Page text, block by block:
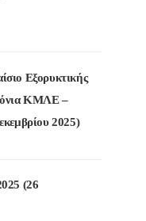
Εξορυκτικής
ΚΜΛΕ –
2025)
(26